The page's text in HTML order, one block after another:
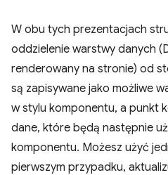
W obu tych prezentacjach
oddzielenie warstwy danych
renderowany na stronie) od
są zapisywane jako możliwe
w stylu komponentu, a punkt
dane, które będą następnie
komponentu. Możesz użyć
pierwszym przypadku,